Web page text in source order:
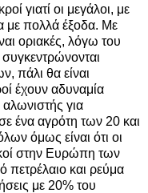
γιατί οι μεγάλοι, με
με πολλά έξοδα. Με
οριακές, λόγω του
πάλι θα είναι
έχουν αδυναμία
για
ένα αγρότη των 20 και
όμως είναι ότι οι
στην Ευρώπη των
πετρέλαιο και ρεύμα
με 20% του